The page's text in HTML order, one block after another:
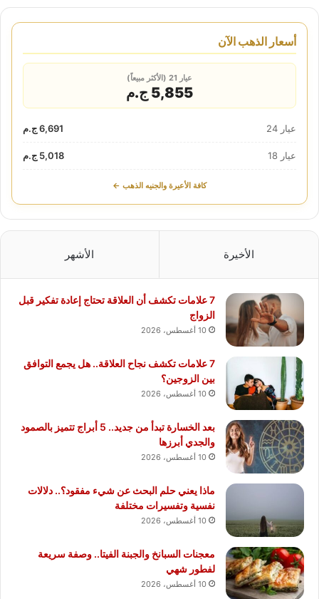
أسعار الذهب الآن
عيار 21 (الأكثر مبيعاً)
5,855 ج.م
عيار 24 6,691 ج.م
عيار 18 5,018 ج.م
كافة الأعيرة والجنيه الذهب ←
الأخيرة الأشهر
7 علامات تكشف أن العلاقة تحتاج إعادة تفكير قبل
الزواج
10 أغسطس، 2026
7 علامات تكشف نجاح العلاقة.. هل يجمع التوافق
بين الزوجين؟
10 أغسطس، 2026
بعد الخسارة تبدأ من جديد.. 5 أبراج تتميز بالصمود
والجدي أبرزها
10 أغسطس، 2026
ماذا يعني حلم البحث عن شيء مفقود؟.. دلالات
نفسية وتفسيرات مختلفة
10 أغسطس، 2026
معجنات السبانخ والجبنة الفيتا.. وصفة سريعة
لفطور شهي
10 أغسطس، 2026